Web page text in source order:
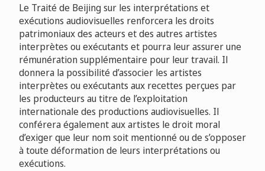
Le Traité de Beijing sur les interprétations et
exécutions audiovisuelles renforcera les droits
patrimoniaux des acteurs et des autres artistes
interprètes ou exécutants et pourra leur assurer une
rémunération supplémentaire pour leur travail. Il
donnera la possibilité d’associer les artistes
interprètes ou exécutants aux recettes perçues par
les producteurs au titre de l’exploitation
internationale des productions audiovisuelles. Il
conférera également aux artistes le droit moral
d’exiger que leur nom soit mentionné ou de s’opposer
à toute déformation de leurs interprétations ou
exécutions.